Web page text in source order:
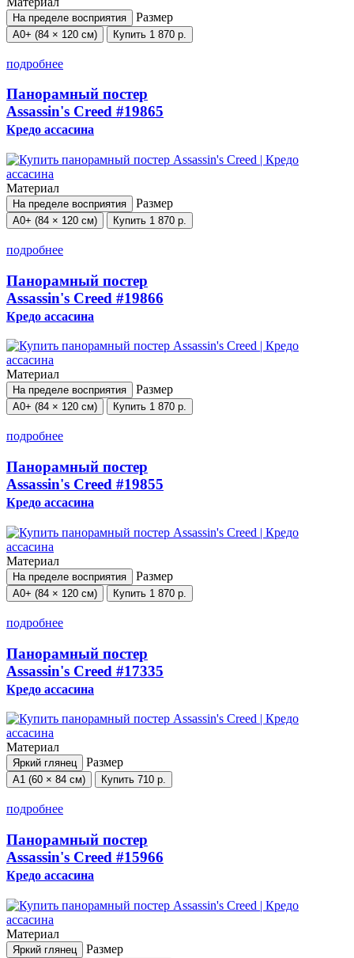
На пределе восприятия Размер
А0+ (84 × 120 см) Купить 1 870 р.
подробнее
Панорамный постер
Assassin's Creed #19865
Кредо ассасина
Материал
На пределе восприятия Размер
А0+ (84 × 120 см) Купить 1 870 р.
подробнее
Панорамный постер
Assassin's Creed #19866
Кредо ассасина
Материал
На пределе восприятия Размер
А0+ (84 × 120 см) Купить 1 870 р.
подробнее
Панорамный постер
Assassin's Creed #19855
Кредо ассасина
Материал
На пределе восприятия Размер
А0+ (84 × 120 см) Купить 1 870 р.
подробнее
Панорамный постер
Assassin's Creed #17335
Кредо ассасина
Материал
Яркий глянец Размер
А1 (60 × 84 см) Купить 710 р.
подробнее
Панорамный постер
Assassin's Creed #15966
Кредо ассасина
Материал
Яркий глянец Размер